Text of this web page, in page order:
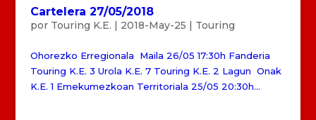
Cartelera 27/05/2018
por Touring K.E. | 2018-May-25 | Touring
Ohorezko Erregionala Maila 26/05 17:30h Fanderia
Touring K.E. 3 Urola K.E. 7 Touring K.E. 2 Lagun Onak
K.E. 1 Emekumezkoan Territoriala 25/05 20:30h...